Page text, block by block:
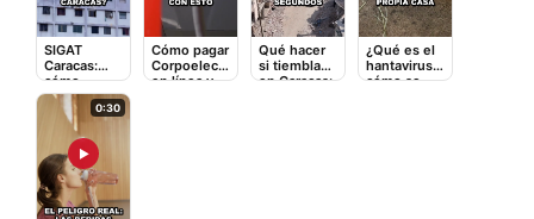
SIGAT
Caracas:
cómo
registrarte y
pagar
impuestos
en línea
Cómo pagar
Corpoelec
en línea y
Qué hacer
si tiembla
en Caracas:
¿Qué es el
hantavirus y
cómo se
▶
0:30